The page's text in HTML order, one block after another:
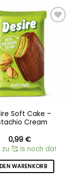
Soft Cake –
Cream
0,99 €
🥰 Is noch da!
WARENKORB